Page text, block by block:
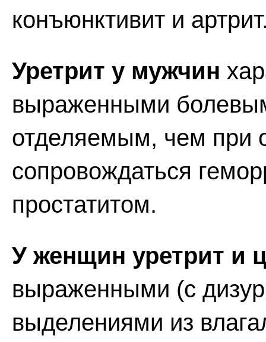
конъюнктивит и
Уретрит у мужчин
выраженными
отделяемым, чем при
сопровождаться
простатитом.
У женщин уретрит и
выраженными (с
выделениями из